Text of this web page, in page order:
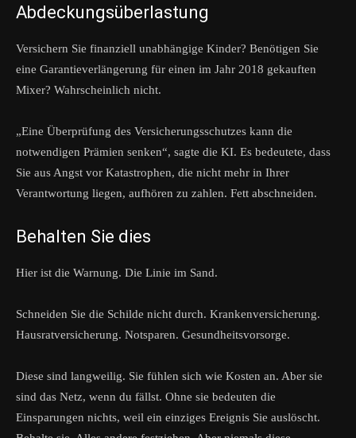
Abdeckungsüberlastung
Versichern Sie finanziell unabhängige Kinder? Benötigen Sie
eine Garantieverlängerung für einen im Jahr 2018 gekauften
Mixer? Wahrscheinlich nicht.
„Eine Überprüfung des Versicherungsschutzes kann die
notwendigen Prämien senken“, sagte die KI. Es bedeutete, dass
Sie aus Angst vor Katastrophen, die nicht mehr in Ihrer
Verantwortung liegen, aufhören zu zahlen. Fett abschneiden.
Behalten Sie dies
Hier ist die Warnung. Die Linie im Sand.
Schneiden Sie die Schilde nicht durch. Krankenversicherung.
Hausratversicherung. Notsparen. Gesundheitsvorsorge.
Diese sind langweilig. Sie fühlen sich wie Kosten an. Aber sie
sind das Netz, wenn du fällst. Ohne sie bedeuten die
Einsparungen nichts, weil ein einziges Ereignis Sie auslöscht.